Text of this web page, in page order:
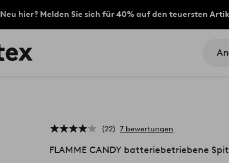
Neu hier? Melden Sie sich für 40% auf den teuersten
22 7 bewertungen
FLAMME CANDY batteriebetriebene